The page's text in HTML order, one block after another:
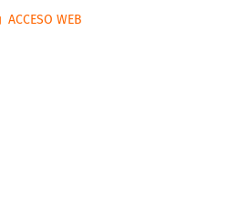
ACCESO WEB